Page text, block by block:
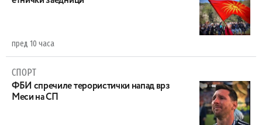
пред 10 часа
СПОРТ
ФБИ спречиле терористички напад врз
Меси на СП